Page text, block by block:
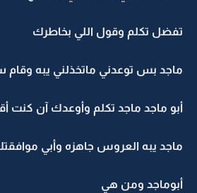
تفضل تكلم وقول اللي بخاطرك
ماجد بس توعدني ماتخذلني يبه
أبو ماجد ماجد تكلم وأوعدك آن كنت
ماجد يبه العروس جاهزه وأبي
أبوماجد ومن هي